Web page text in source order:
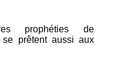
prophéties de
se prêtent aussi aux